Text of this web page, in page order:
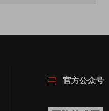
官方公众号